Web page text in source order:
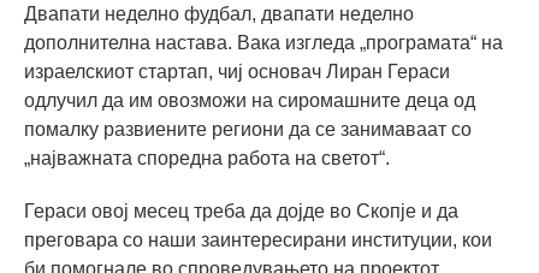
Двапати неделно фудбал, двапати неделно
дополнителна настава. Вака изгледа „програмата“ на
израелскиот стартап, чиј основач Лиран Гераси
одлучил да им овозможи на сиромашните деца од
помалку развиените региони да се занимаваат со
„најважната споредна работа на светот“.
Гераси овој месец треба да дојде во Скопје и да
преговара со наши заинтересирани институции, кои